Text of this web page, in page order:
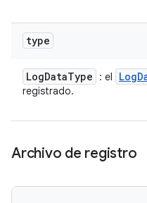
type
LogDataType : el Log
registrado.
Archivo de registro